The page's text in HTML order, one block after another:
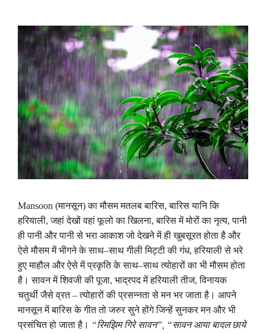
Mansoon (मानसून) का मौसम मतलब बारिस,बारिस यानि कि
हरियाली,जहां देखों वहां फूलो का खिलना,बारिस में मोरों का नृत्य,पानी
ही पानी और पानी से भरा आकाश जो देखने में ही खुबसूरत होता है और
ऐसे मौसम में भीगने के साथ–साथ गीली मिट्टी की गंध,हरियाली से भरे
हुए माहौल और ऐसे में प्रकृति के साथ–साथ त्योहारों का भी मौसम होता
है । सावन में शिवजी की पूजा, भाद्रपद में हरियाली तीज,विनायक
चतुर्थी जैसे व्रत–त्योहारों की प्रसन्नता से मन भर जाता है । आपने
मानसून में बारिस के गीत तो जरुर सुने होंगे जिन्हें सुनकर मन और भी
प्रसंचित हो जाता है । “रिमझिम गिरे सावन”, “सावन आया बादल छाये